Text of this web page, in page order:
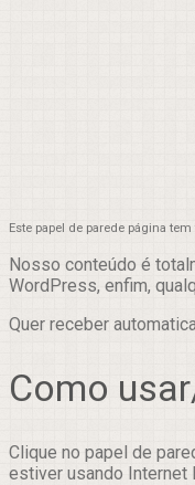
Este papel de parede página
Nosso conteúdo é
WordPress, enfim,
Quer receber
Como
Clique no papel de
estiver usando Internet